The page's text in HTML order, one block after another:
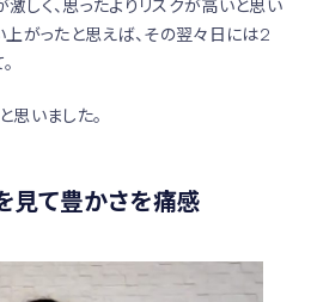
しく、思ったよりリスクが高いと思い
上がったと思えば、その翌々日には2
思いました。
見て豊かさを痛感